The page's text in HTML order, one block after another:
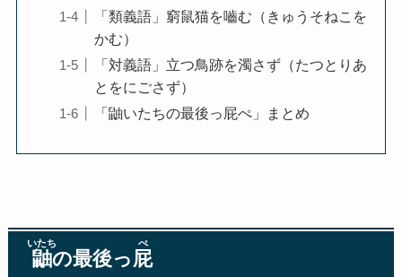
「類義語」窮鼠猫を嚙む（きゅうそねこを
かむ）
「対義語」立つ鳥跡を濁さず（たつとりあ
とをにごさず）
「鼬いたちの最後っ屁ぺ」まとめ
鼬
いたち
の最後っ 屁
ぺ